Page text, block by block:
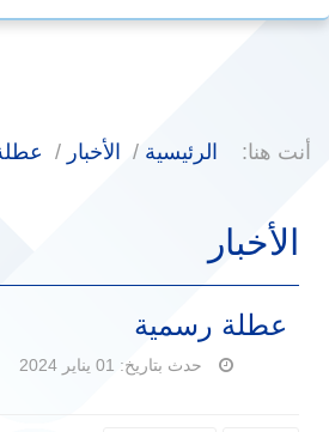
أنت هنا: الرئيسية الأخبار
الأخبار
عطلة رسمية
حدث بتاريخ: 01 يناير 2024